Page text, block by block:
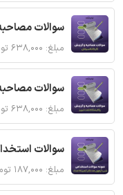
سوالات
مبلغ: ۶۳۸,۰۰۰ تومان
سوالات
مبلغ: ۶۳۸,۰۰۰ تومان
سوالات
مبلغ: ۱۸۷,۰۰۰ تومان